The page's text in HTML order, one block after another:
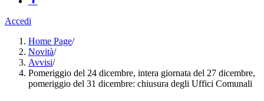
Accedi
Home Page/
Novità/
Avvisi/
Pomeriggio del 24 dicembre, intera giornata del 27 dicembre,
pomeriggio del 31 dicembre: chiusura degli Uffici Comunali